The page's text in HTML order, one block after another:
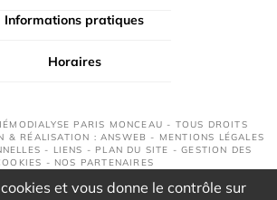
Informations pratiques
Horaires
PARIS MONCEAU - TOUS DROITS
& RÉALISATION : ANSWEB - MENTIONS LÉGALES
- LIENS - PLAN DU SITE -GESTION DES
- NOS PARTENAIRES
et vous donne le contrôle sur